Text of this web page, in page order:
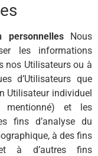
personnellesNous
les informations
nos Utilisateurs ou à
d’Utilisateurs que
Utilisateur individuel
et les
fins d’analyse du
à des fins
à d’autres fins